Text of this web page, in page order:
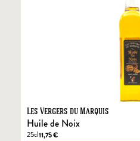
Les Vergers du Marquis
Huile de Noix
25cl11,75€